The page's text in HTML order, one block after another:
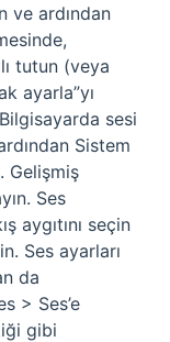
ve ardından
tutun (veya
ayarla”yı
sesi
Sistem
Gelişmiş
Ses
aygıtını seçin
Ses ayarları
da
> Ses’e
gibi